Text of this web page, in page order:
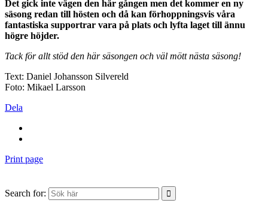
Det gick inte vägen den här gången men det kommer en ny
säsong redan till hösten och då kan förhoppningsvis våra
fantastiska supportrar vara på plats och lyfta laget till ännu
högre höjder.
Tack för allt stöd den här säsongen och väl mött nästa säsong!
Text: Daniel Johansson Silvereld
Foto: Mikael Larsson
Dela
Print page
Search for: